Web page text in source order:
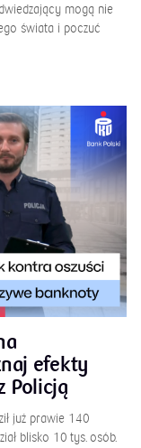
mogą nie
świata i poczuć
efekty
Policją
już prawie 140
blisko 10 tys. osób.